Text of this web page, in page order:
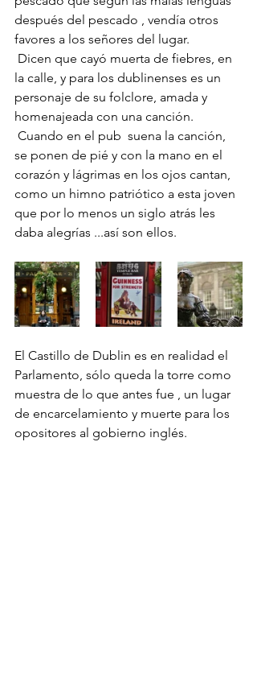
después del pescado , vendía otros
favores a los señores del lugar.
la calle, y para los dublinenses es un
personaje de su folclore, amada y
homenajeada con una canción.
se ponen de pié y con la mano en el
corazón y lágrimas en los ojos cantan,
como un himno patriótico a esta joven
que por lo menos un siglo atrás les
daba alegrías ...así son ellos.
El Castillo de Dublin es en realidad el
Parlamento, sólo queda la torre como
muestra de lo que antes fue , un lugar
de encarcelamiento y muerte para los
opositores al gobierno inglés.